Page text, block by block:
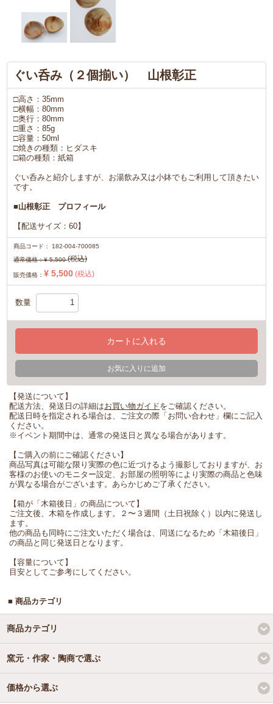
ぐい呑み（２個揃い） 山根彰正
□高さ：35mm
□横幅：80mm
□奥行：80mm
□重さ：85g
□容量：50ml
□焼きの種類：ヒダスキ
□箱の種類：紙箱
ぐい呑みと紹介しますが、お湯飲み又は小鉢でもご利用して頂きたい
です。
■山根彰正 プロフィール
【配送サイズ：60】
商品コード： 182-004-700085
通常価格：¥ 5,500 (税込)
販売価格：¥ 5,500 (税込)
数量
カートに入れる
お気に入りに追加
【発送について】
配送方法、発送日の詳細はお買い物ガイドをご確認ください。
配送日時を指定される場合は、ご注文の際「お問い合わせ」欄にご記入
ください。
※イベント期間中は、通常の発送日と異なる場合があります。
【ご購入の前にご確認ください】
商品写真は可能な限り実際の色に近づけるよう撮影しておりますが、お
客様のお使いのモニター設定、お部屋の照明等により実際の商品と色味
が異なる場合がございます。あらかじめご了承ください。
【箱が「木箱後日」の商品について】
ご注文後、木箱を作成します。２〜３週間（土日祝除く）以内に発送し
ます。
他の商品も同時にご注文いただく場合は、同送になるため「木箱後日」
の商品と同じ発送日となります。
【容量について】
目安としてご参考にしてください。
■ 商品カテゴリ
商品カテゴリ
窯元・作家・陶商で選ぶ
価格から選ぶ